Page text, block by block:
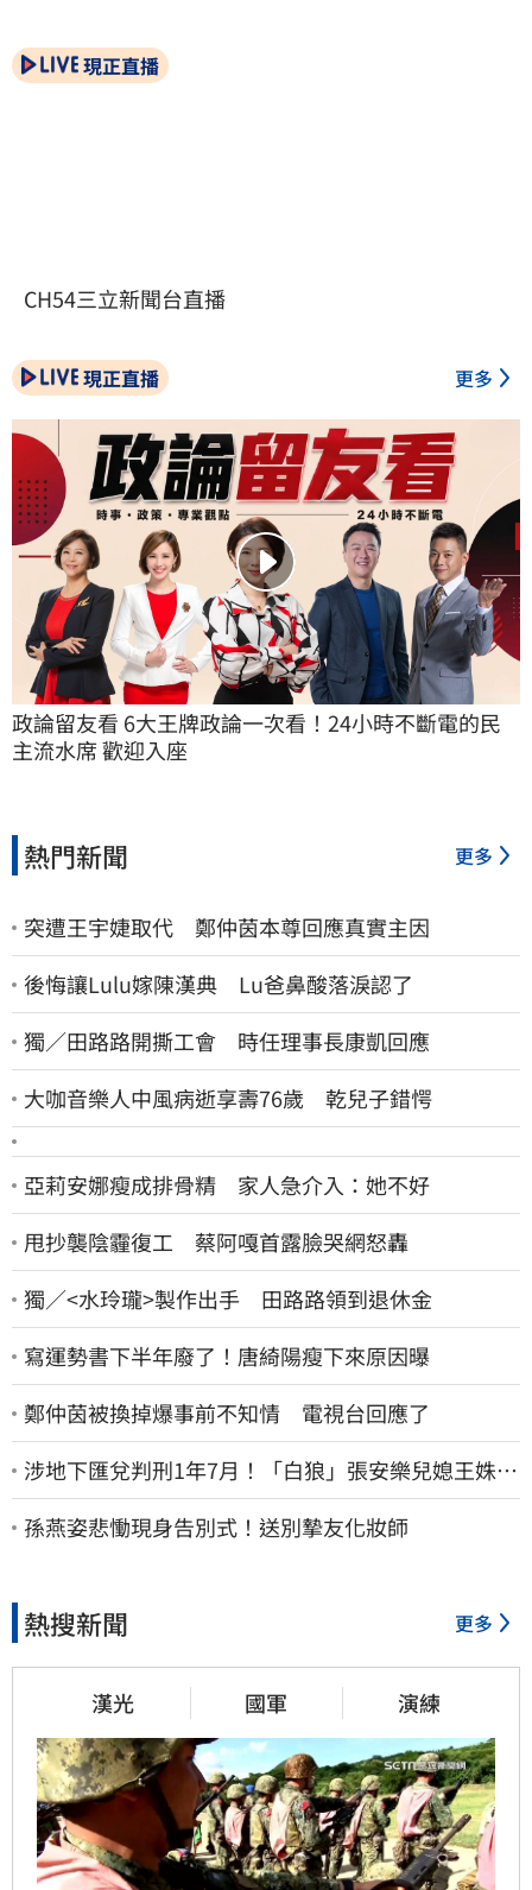
現正直播
CH54三立新聞台直播
現正直播 更多
政論留友看 6大王牌政論一次看！24小時不斷電的民
主流水席 歡迎入座
熱門新聞 更多
突遭王宇婕取代 鄭仲茵本尊回應真實主因
後悔讓Lulu嫁陳漢典 Lu爸鼻酸落淚認了
獨／田路路開撕工會 時任理事長康凱回應
大咖音樂人中風病逝享壽76歲 乾兒子錯愕
亞莉安娜瘦成排骨精 家人急介入：她不好
甩抄襲陰霾復工 蔡阿嘎首露臉哭網怒轟
獨／<水玲瓏>製作出手 田路路領到退休金
寫運勢書下半年廢了！唐綺陽瘦下來原因曝
鄭仲茵被換掉爆事前不知情 電視台回應了
涉地下匯兌判刑1年7月！「白狼」張安樂兒媳王姝茵
北檢報到、今發監執行
孫燕姿悲慟現身告別式！送別摯友化妝師
熱搜新聞 更多
漢光 國軍 演練